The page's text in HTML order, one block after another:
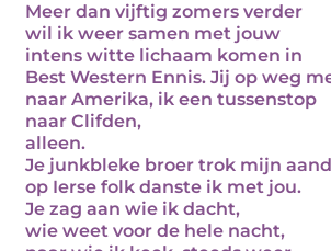
Meer dan vijftig zomers verder
wil ik weer samen met jouw
intens witte lichaam komen in
Best Western Ennis. Jij op weg
naar Amerika, ik een tussenstop
naar Clifden,
alleen.
Je junkbleke broer trok mijn
op Ierse folk danste ik met jou.
Je zag aan wie ik dacht,
wie weet voor de hele nacht,